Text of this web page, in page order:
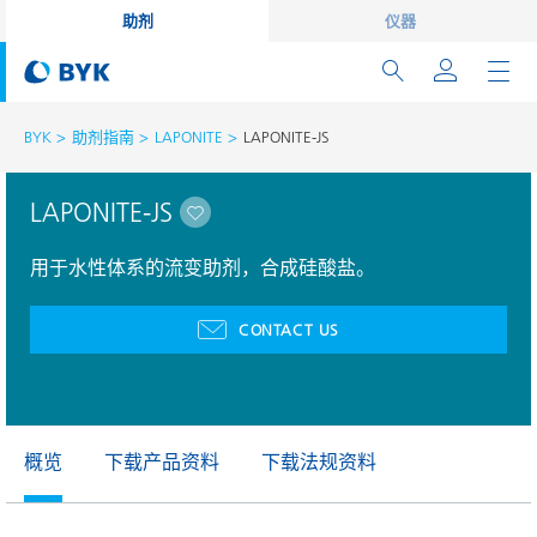
助剂 仪器
BYK 助剂指南 LAPONITE LAPONITE-JS
LAPONITE-JS
用于水性体系的流变助剂，合成硅酸盐。
CONTACT US
概览 下载产品资料 下载法规资料